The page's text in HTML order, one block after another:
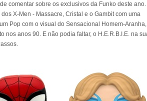
comentar sobre os exclusivos da Funko deste ano.
X-Men - Massacre, Cristal e o Gambit com uma
Pop com o visual do Sensacional Homem-Aranha,
nos anos 90. E não podia faltar, o H.E.R.B.I.E. na